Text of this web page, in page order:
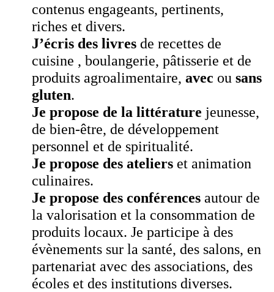
contenus engageants, pertinents,
riches et divers.
J’écris des livres de recettes de
cuisine , boulangerie, pâtisserie et de
produits agroalimentaire, avec ou sans
gluten.
Je propose de la littérature jeunesse,
de bien-être, de développement
personnel et de spiritualité.
Je propose des ateliers et animation
culinaires.
Je propose des conférences autour de
la valorisation et la consommation de
produits locaux. Je participe à des
évènements sur la santé, des salons, en
partenariat avec des associations, des
écoles et des institutions diverses.